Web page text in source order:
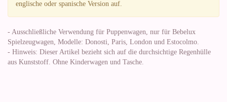
englische oder spanische Version auf.
- Ausschließliche Verwendung für Puppenwagen, nur für Bebelux
Spielzeugwagen, Modelle: Donosti, Paris, London und Estocolmo.
- Hinweis: Dieser Artikel bezieht sich auf die durchsichtige Regenhülle
aus Kunststoff. Ohne Kinderwagen und Tasche.